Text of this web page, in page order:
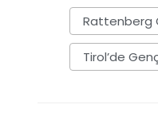
Rattenberg
Tirol’de